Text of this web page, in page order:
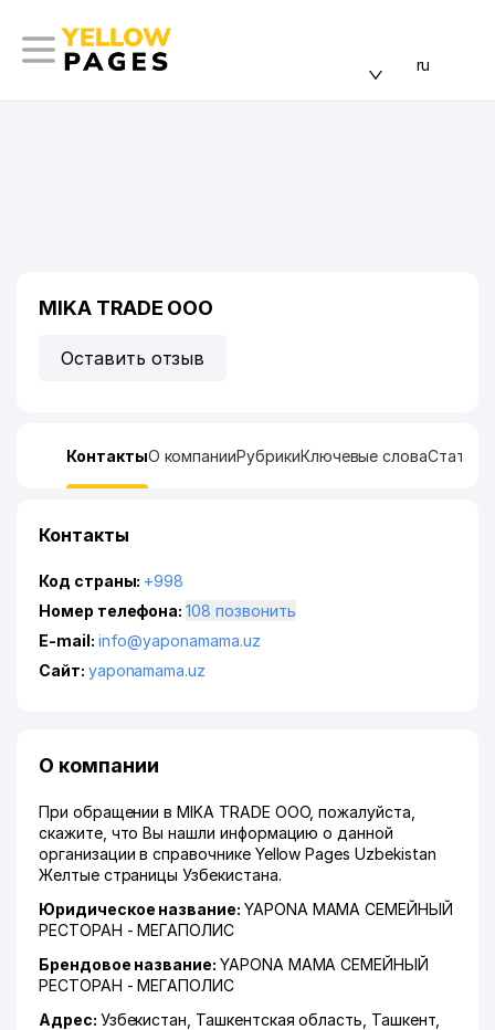
ru
MIKA TRADE ООО
Оставить отзыв
КонтактыО компанииРубрикиКлючевые слова
Контакты
Код страны: +998
Номер телефона:108 позвонить
E-mail: info@yaponamama.uz
Сайт: yaponamama.uz
О компании
При обращении в MIKA TRADE ООО, пожалуйста,
скажите, что Вы нашли информацию о данной
организации в справочнике Yellow Pages Uzbekistan
Желтые страницы Узбекистана.
Юридическое название: YAPONA MAMA СЕМЕЙНЫЙ
РЕСТОРАН - МЕГАПОЛИС
Брендовое название: YAPONA MAMA СЕМЕЙНЫЙ
РЕСТОРАН - МЕГАПОЛИС
Адрес: Узбекистан, Ташкентская область Ташкент,